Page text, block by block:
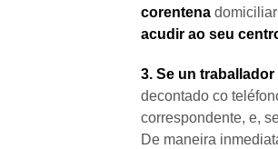
corentena
acudir ao seu
3. Se un
decontado co
correspondente, e,
De maneira